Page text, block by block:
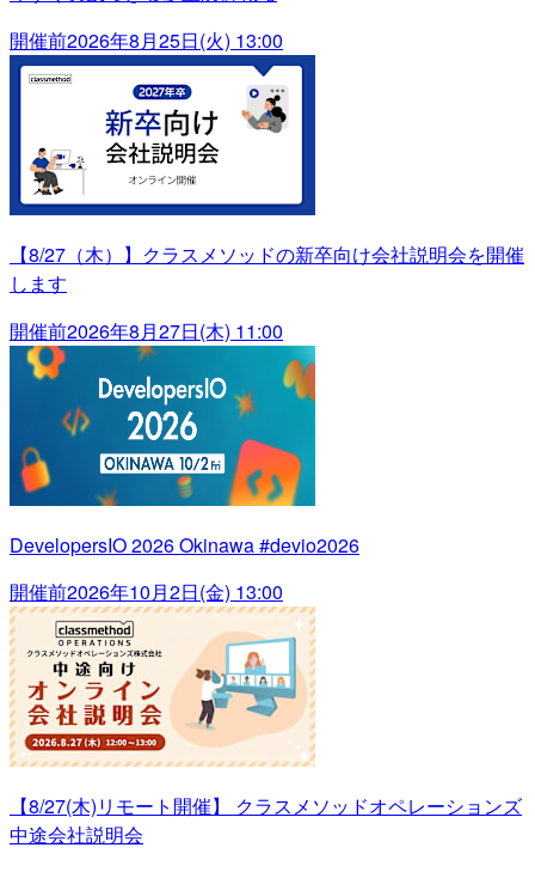
開催前2026年8月25日(火) 13:00
【8/27（木）】クラスメソッドの新卒向け会社説明会を開催
します
開催前2026年8月27日(木) 11:00
DevelopersIO 2026 Okinawa #devio2026
開催前2026年10月2日(金) 13:00
【8/27(木)リモート開催】 クラスメソッドオペレーションズ
中途会社説明会